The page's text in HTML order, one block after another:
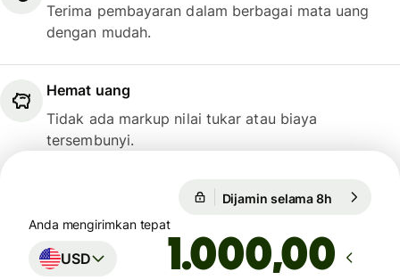
Terima pembayaran dalam berbagai mata uang
dengan mudah.
Hemat uang
Tidak ada markup nilai tukar atau biaya
tersembunyi.
Dijamin selama 8h
Anda mengirimkan tepat
USD ,00